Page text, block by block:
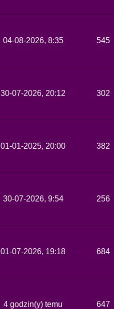
04-08-2026, 8:35 545
30-07-2026, 20:12 302
01-01-2025, 20:00 382
30-07-2026, 9:54 256
01-07-2026, 19:18 684
4 godzin(y) temu 647